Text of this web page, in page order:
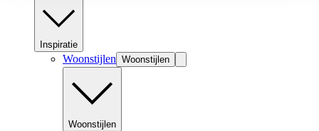
Inspiratie
Woonstijlen Woonstijlen
Woonstijlen